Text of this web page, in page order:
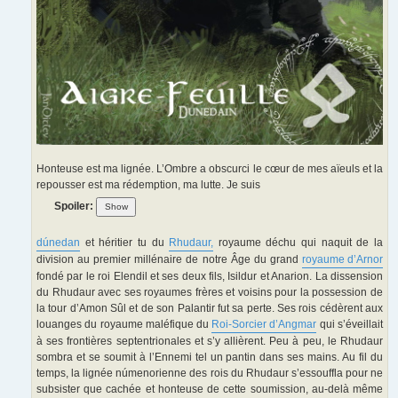
Honteuse est ma lignée. L’Ombre a obscurci le cœur de mes aïeuls et la
repousser est ma rédemption, ma lutte. Je suis
Spoiler:
dúnedan et héritier tu du Rhudaur, royaume déchu qui naquit de la
division au premier millénaire de notre Âge du grand royaume d’Arnor
fondé par le roi Elendil et ses deux fils, Isildur et Anarion. La dissension
du Rhudaur avec ses royaumes frères et voisins pour la possession de
la tour d’Amon Sûl et de son Palantir fut sa perte. Ses rois cédèrent aux
louanges du royaume maléfique du Roi-Sorcier d’Angmar qui s’éveillait
à ses frontières septentrionales et s’y allièrent. Peu à peu, le Rhudaur
sombra et se soumit à l’Ennemi tel un pantin dans ses mains. Au fil du
temps, la lignée númenorienne des rois du Rhudaur s’essouffla pour ne
subsister que cachée et honteuse de cette soumission, au-delà même